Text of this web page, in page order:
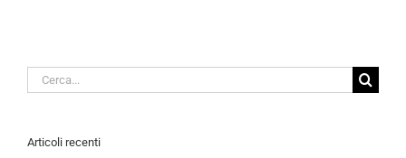
Cerca
Articoli recenti